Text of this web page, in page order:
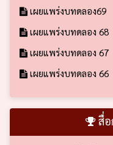
เผยแพร่งบทดลอง69
เผยแพร่งบทดลอง 68
เผยแพร่งบทดลอง 67
เผยแพร่งบทดลอง 66
สื่อ